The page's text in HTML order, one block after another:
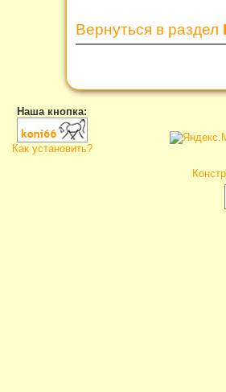
Вернуться в раздел
Наша кнопка:
Как установить?